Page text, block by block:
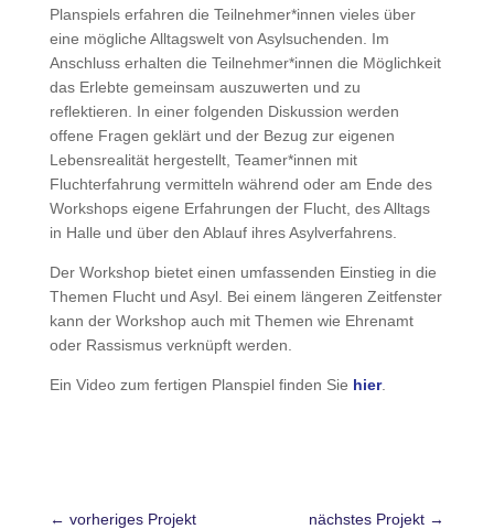
Planspiels erfahren die Teilnehmer*innen vieles über
eine mögliche Alltagswelt von Asylsuchenden. Im
Anschluss erhalten die Teilnehmer*innen die Möglichkeit
das Erlebte gemeinsam auszuwerten und zu
reflektieren. In einer folgenden Diskussion werden
offene Fragen geklärt und der Bezug zur eigenen
Lebensrealität hergestellt, Teamer*innen mit
Fluchterfahrung vermitteln während oder am Ende des
Workshops eigene Erfahrungen der Flucht, des Alltags
in Halle und über den Ablauf ihres Asylverfahrens.
Der Workshop bietet einen umfassenden Einstieg in die
Themen Flucht und Asyl. Bei einem längeren Zeitfenster
kann der Workshop auch mit Themen wie Ehrenamt
oder Rassismus verknüpft werden.
Ein Video zum fertigen Planspiel finden Sie hier.
← vorheriges Projekt nächstes Projekt →